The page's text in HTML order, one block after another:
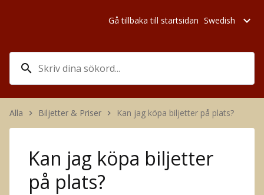
search
Gå tillbaka till startsidan Swedish expand_more
Alla keyboard_arrow_right Biljetter & Priser keyboard_arrow_right Kan jag köpa biljetter på plats?
Kan jag köpa biljetter
på plats?